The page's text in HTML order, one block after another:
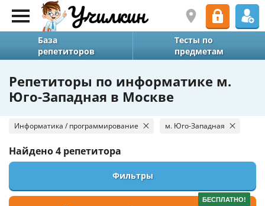
База
репетиторов
Тесты по
предметам
Репетиторы по информатике м.
Юго-Западная в Москве
Информатика / программирование м. Юго-Западная
Найдено4 репетитора
Фильтры
БЕСПЛАТНО!